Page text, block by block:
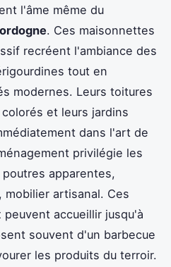
l'âme même du
. Ces maisonnettes
recréent l'ambiance des
tout en
modernes. Leurs toitures
et leurs jardins
dans l'art de
privilégie les
apparentes,
artisanal. Ces
accueillir jusqu'à
souvent d'un barbecue
les produits du terroir.